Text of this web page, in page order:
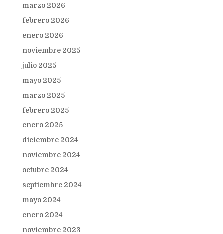
marzo 2026
febrero 2026
enero 2026
noviembre 2025
julio 2025
mayo 2025
marzo 2025
febrero 2025
enero 2025
diciembre 2024
noviembre 2024
octubre 2024
septiembre 2024
mayo 2024
enero 2024
noviembre 2023